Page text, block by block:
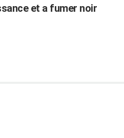
et a fumer noir